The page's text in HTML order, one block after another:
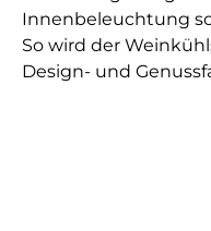
Innenbeleuchtung
So wird der
Design- und